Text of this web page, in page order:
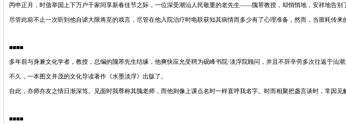
丙申正月，时值举国上下万户千家同享新春佳节之际，一位深受潮汕人民敬重的老先生——隗芾教授，却悄悄地，安祥地告别
尽管此前不止一次听到他自谑大限将至的戏言，尽管在他入院治疗时电联获知其病情而多少有了心理准备，然而，当噩耗传
■■■■
多年前与身兼文化学者，教授，总编的隗芾先生结缘，他爽快应允受聘为砚峰书院·淡浮院顾问，并且不辞辛劳多次往返于汕
不久，一本图文并茂的文化导读著作《水墨淡浮》出版了。
自此，亦师亦友之情日渐深笃。见面时我尊称其隗老师，而他则像上课点名时一样直呼我名字。时而相聚把盏言谈时，常因
■■■■